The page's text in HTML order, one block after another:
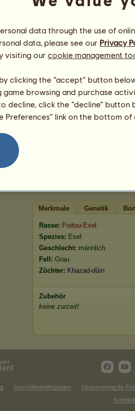
U/G
08:00
Gesundheit
Moral
Fähigkeiten
Merkmale Genetik
Rasse: Poitou-Esel
Spezies: Esel
Geschlecht: männlich
Fell: Grau
Züchter: Khazad-dûm
Zubehör
keine zurzeit!
Geschäftsbedingungen Lizenzvertrag für
data through the use of
data, please see our Privacy
visiting our cookie management
clicking the “accept” button
browsing and purchase
decline, click the “decline”
Preferences” link on the bottom of